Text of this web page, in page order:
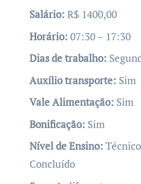
Salário: R$ 1400,00
Horário: 07:30 – 17:30
Dias de trabalho:
Auxílio transporte: Sim
Vale Alimentação: Sim
Bonificação: Sim
Nível de Ensino:
Concluído